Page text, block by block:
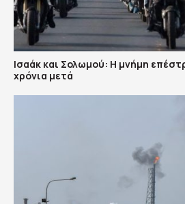
Ισαάκ και Σολωμού: Η μνήμη
χρόνια μετά